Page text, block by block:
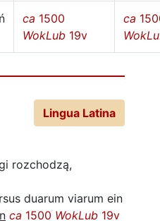
ca 1500
WokLub 19v
ca
Lingua Latina
rozchodzą,
duarum viarum ein
ca 1500 WokLub 19v